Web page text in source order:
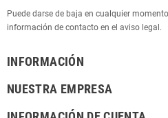
Puede darse de baja en cualquier
información de contacto en el aviso legal.
INFORMACIÓN
NUESTRA EMPRESA